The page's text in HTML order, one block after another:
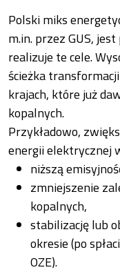
Polski miks
m.in. przez GUS,
realizuje te cele.
ścieżka
krajach, które już
kopalnych.
Przykładowo,
energii elektrycznej
niższą
zmniejszenie
kopalnych,
stabilizację lub
okresie (po
OZE).